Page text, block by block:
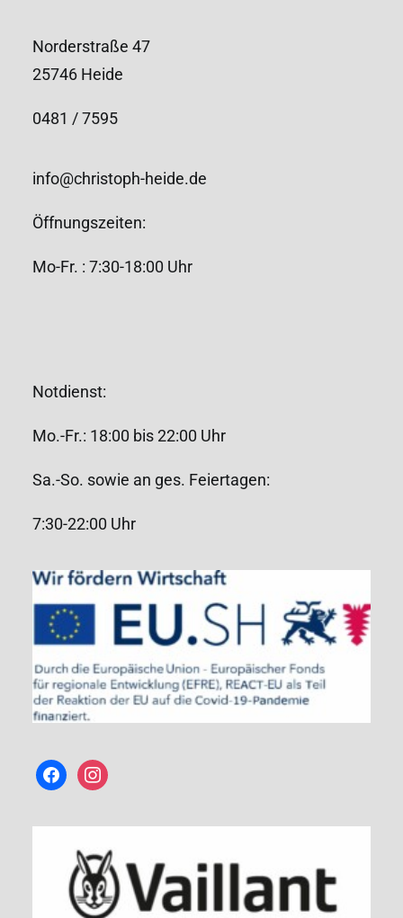
Norderstraße 47
25746 Heide
0481 / 7595
info@christoph-heide.de
Öffnungszeiten:
Mo-Fr. : 7:30-18:00 Uhr
Notdienst:
Mo.-Fr.: 18:00 bis 22:00 Uhr
Sa.-So. sowie an ges. Feiertagen:
7:30-22:00 Uhr
facebookinstagram